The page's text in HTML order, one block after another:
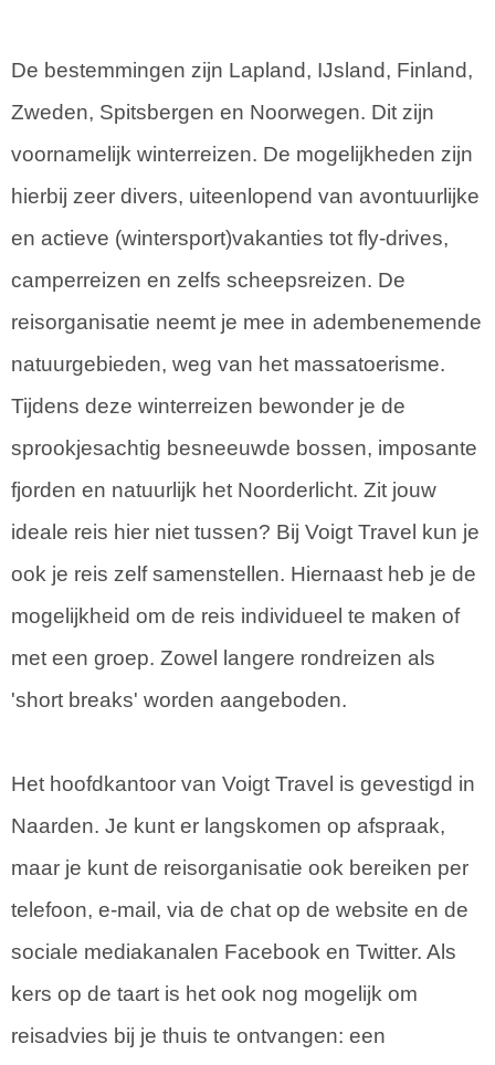
De bestemmingen zijn Lapland, IJsland, Finland,
Zweden, Spitsbergen en Noorwegen. Dit zijn
voornamelijk winterreizen. De mogelijkheden zijn
hierbij zeer divers, uiteenlopend van avontuurlijke
en actieve (wintersport)vakanties tot fly-drives,
camperreizen en zelfs scheepsreizen. De
reisorganisatie neemt je mee in adembenemende
natuurgebieden, weg van het massatoerisme.
Tijdens deze winterreizen bewonder je de
sprookjesachtig besneeuwde bossen, imposante
fjorden en natuurlijk het Noorderlicht. Zit jouw
ideale reis hier niet tussen? Bij Voigt Travel kun je
ook je reis zelf samenstellen. Hiernaast heb je de
mogelijkheid om de reis individueel te maken of
met een groep. Zowel langere rondreizen als
'short breaks' worden aangeboden.
Het hoofdkantoor van Voigt Travel is gevestigd in
Naarden. Je kunt er langskomen op afspraak,
maar je kunt de reisorganisatie ook bereiken per
telefoon, e-mail, via de chat op de website en de
sociale mediakanalen Facebook en Twitter. Als
kers op de taart is het ook nog mogelijk om
reisadvies bij je thuis te ontvangen: een